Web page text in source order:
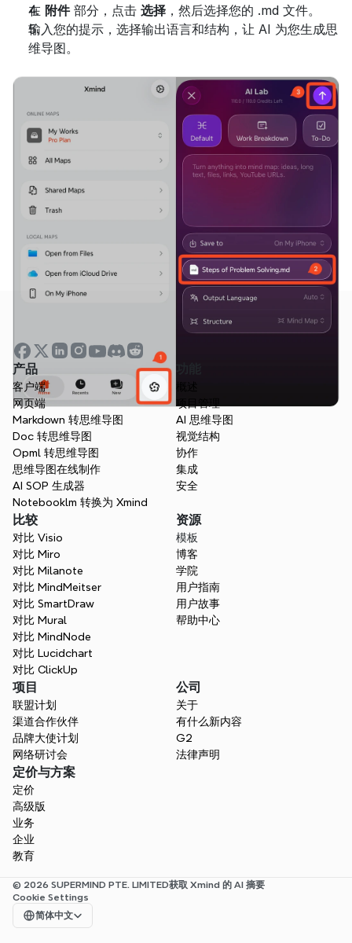
在 附件 部分，点击 选择 ，然后选择您的 .md 文件。
输入您的提示，选择输出语言和结构，让 AI 为您生成思
维导图。
产品
客户端
网页端
Markdown 转思维导图
Doc 转思维导图
Opml 转思维导图
思维导图在线制作
AI SOP 生成器
Notebooklm 转换为 Xmind
AI 思维导图
视觉结构
协作
集成
安全
比较
对比 Visio
对比 Miro
对比 Milanote
对比 MindMeitser
对比 SmartDraw
对比 Mural
对比 MindNode
对比 Lucidchart
对比 ClickUp
资源
模板
博客
学院
用户指南
用户故事
帮助中心
项目
联盟计划
渠道合作伙伴
品牌大使计划
网络研讨会
公司
关于
有什么新内容
G2
法律声明
定价与方案
定价
高级版
业务
企业
教育
© 2026 SUPERMIND PTE. LIMITED获取 Xmind 的 AI 摘要
Cookie Settings
Select Language
简体中文